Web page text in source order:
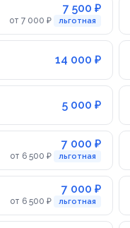
7 500 ₽
от 7 000 ₽ льготная
14 000 ₽
5 000 ₽
7 000 ₽
от 6 500 ₽ льготная
7 000 ₽
от 6 500 ₽ льготная